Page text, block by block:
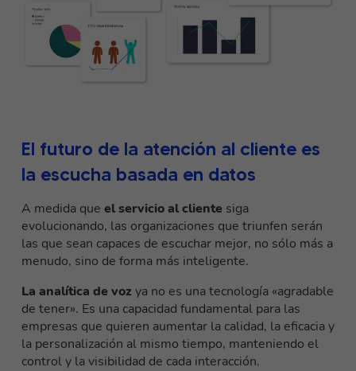
El futuro de la atención al cliente es
la escucha basada en datos
A medida que el servicio al cliente siga
evolucionando, las organizaciones que triunfen serán
las que sean capaces de escuchar mejor, no sólo más a
menudo, sino de forma más inteligente.
La analítica de voz ya no es una tecnología «agradable
de tener». Es una capacidad fundamental para las
empresas que quieren aumentar la calidad, la eficacia y
la personalización al mismo tiempo, manteniendo el
control y la visibilidad de cada interacción.